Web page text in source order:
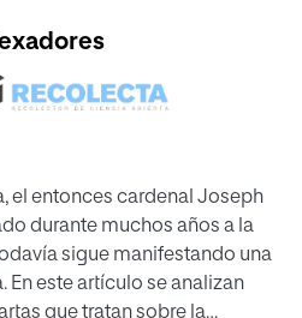
el entonces cardenal Joseph
durante muchos años a la
sigue manifestando una
En este artículo se analizan
que tratan sobre la